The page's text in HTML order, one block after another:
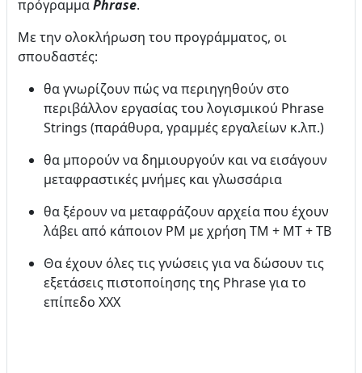
πρόγραμμαPhrase.
Με την ολοκλήρωση του προγράμματος, οι
σπουδαστές:
θα γνωρίζουν πώς να περιηγηθούν στο
περιβάλλον εργασίας τoυ λογισμικού Phrase
Strings (παράθυρα, γραμμές εργαλείων κ.λπ.)
θα μπορούν να δημιουργούν και να εισάγουν
μεταφραστικές μνήμες και γλωσσάρια
θα ξέρουν να μεταφράζουν αρχεία που έχουν
λάβει από κάποιον ΡΜ με χρήση ΤΜ + ΜΤ + ΤΒ
Θα έχουν όλες τις γνώσεις για να δώσουν τις
εξετάσεις πιστοποίησης της Phrase για το
επίπεδο ΧΧΧ